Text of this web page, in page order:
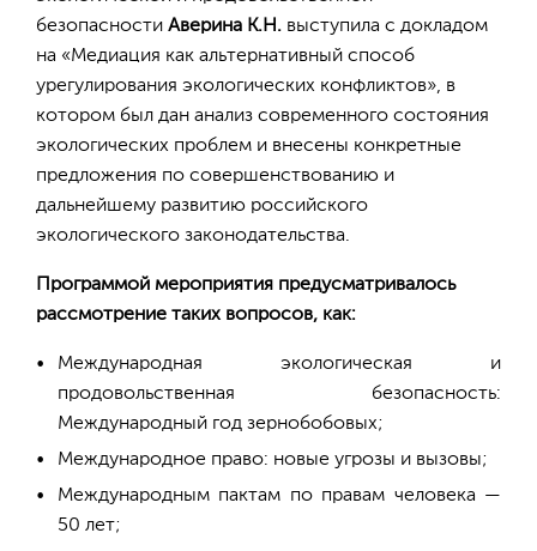
безопасности Аверина К.Н. выступила с докладом
на «Медиация как альтернативный способ
урегулирования экологических конфликтов», в
котором был дан анализ современного состояния
экологических проблем и внесены конкретные
предложения по совершенствованию и
дальнейшему развитию российского
экологического законодательства.
Программой мероприятия предусматривалось
рассмотрение таких вопросов, как:
Международная экологическая и
продовольственная безопасность:
Международный год зернобобовых;
Международное право: новые угрозы и вызовы;
Международным пактам по правам человека —
50 лет;